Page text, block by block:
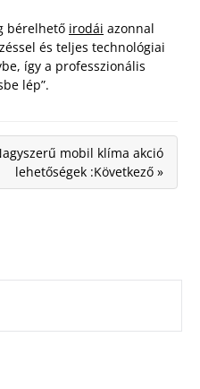
bérelhető irodái azonnal
és teljes technológiai
így a professzionális
lép”.
mobil klíma akció
lehetőségek :Következő »